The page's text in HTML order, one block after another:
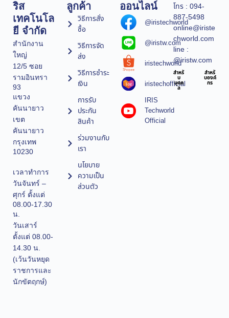
ริส
เทคโนโล
ยี จำกัด
สำนักงาน
ใหญ่
12/5 ซอย
รามอินทรา
93
แขวง
คันนายาว
เขต
คันนายาว
กรุงเทพ
10230
เวลาทำการ
วันจันทร์ –
ศุกร์ ตั้งแต่
08.00-17.30
น.
วันเสาร์
ตั้งแต่ 08.00-
14.30 น.
(เว้นวันหยุด
ราชการและ
นักขัตฤกษ์)
ลูกค้า
วิธีการสั่ง
ซื้อ
วิธีการจัด
ส่ง
วิธีการชำระ
เงิน
การรับ
ประกัน
สินค้า
ร่วมงานกับ
เรา
นโยบาย
ความเป็น
ส่วนตัว
ออนไลน์
@iristechworld
@iristw.com
iristechworld
iristechofficial
IRIS
Techworld
Official
โทร : 094-
887-5498
online@iriste
chworld.com
line :
@iristw.com
สำหรั
บ
บุคค
ล
สำหรั
บองค์
กร